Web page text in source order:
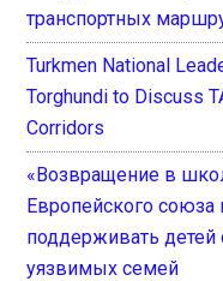
транспортных
Turkmen National
Torghundi to Discuss
Corridors
«Возвращение в
Европейского союза
поддерживать детей
уязвимых семей